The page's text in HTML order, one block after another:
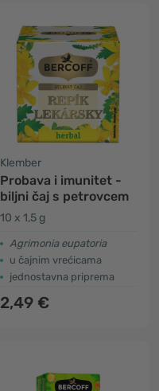
Klember
Probava i imunitet -
biljni čaj s petrovcem
10 x 1,5 g
Agrimonia eupatoria
u čajnim vrećicama
jednostavna priprema
2,49 €